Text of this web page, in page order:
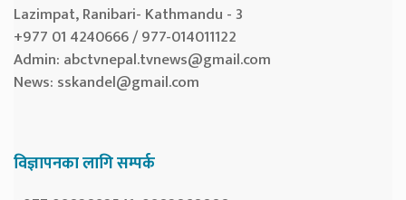
Lazimpat, Ranibari- Kathmandu - 3
+977 01 4240666 / 977-014011122
Admin: abctvnepal.tvnews@gmail.com
News: sskandel@gmail.com
विज्ञापनका लागि सम्पर्क